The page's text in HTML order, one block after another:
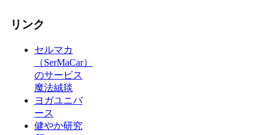
リンク
セルマカ
（SerMaCar）
のサービス
魔法絨毯
ヨガユニバ
ース
健やか研究